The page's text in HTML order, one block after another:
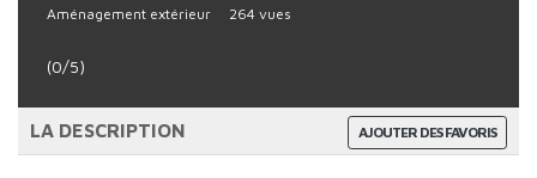
Aménagement extérieur 264 vues
(0/5)
AJOUTER DES FAVORIS
LA DESCRIPTION